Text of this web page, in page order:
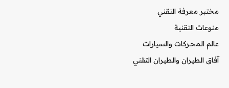
مختبر معرفة التقني
منوعات التقنية
عالم المحركات والسيارات
آفاق الطيران والطيران التقني